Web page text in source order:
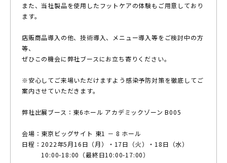
また、当社製品を使用したフットケアの体験もご用意しており
ます。
店販商品導入の他、技術導入、メニュー導入等をご検討中の方
等、
ぜひこの機会に弊社ブースにお立ち寄りください。
※安心してご来場いただけますよう感染予防対策を徹底してご
案内させていただきます。
弊社出展ブース：東6ホール アカデミックゾーン B005
会場：東京ビッグサイト 東1 － 8 ホール
日程：2022年5月16日（月）・17日（火）・18日（水）
10:00-18:00（最終日10:00-17:00）